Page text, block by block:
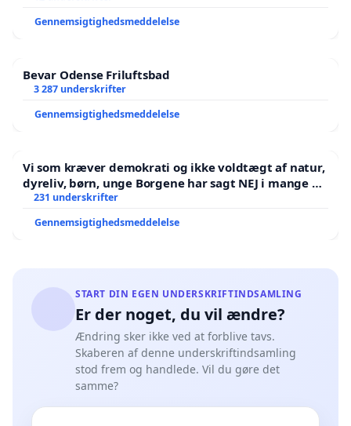
Gennemsigtighedsmeddelelse
Bevar Odense Friluftsbad
3 287 underskrifter
Gennemsigtighedsmeddelelse
Vi som kræver demokrati og ikke voldtægt af natur,
dyreliv, børn, unge Borgene har sagt NEJ i mange år.
Der er
231 underskrifter
Gennemsigtighedsmeddelelse
START DIN EGEN UNDERSKRIFTINDSAMLING
Er der noget, du vil ændre?
Ændring sker ikke ved at forblive tavs.
Skaberen af denne underskriftindsamling
stod frem og handlede. Vil du gøre det
samme?